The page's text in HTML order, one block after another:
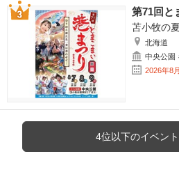
第71回と
苫小牧の
北海道
中央公園
2026年8
4位以下のイベン